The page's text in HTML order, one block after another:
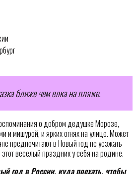
ближе чем елка на пляже.
о добром дедушке Морозе,
и мишурой, и ярких огнях на улице. Может
предпочитают в Новый год не уезжать
веселый праздник у себя на родине.
год в России, куда поехать, чтобы